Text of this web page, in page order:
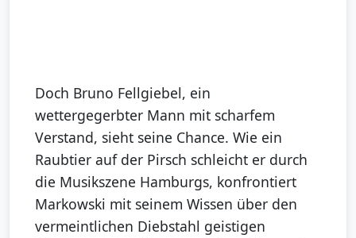
Doch Bruno Fellgiebel, ein
wettergegerbter Mann mit scharfem
Verstand, sieht seine Chance. Wie ein
Raubtier auf der Pirsch schleicht er durch
die Musikszene Hamburgs, konfrontiert
Markowski mit seinem Wissen über den
vermeintlichen Diebstahl geistigen